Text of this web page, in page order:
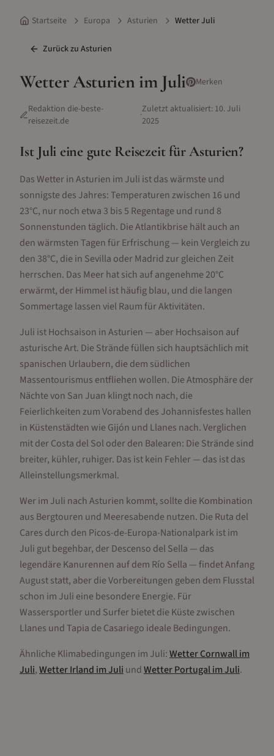
Startseite Europa Asturien Wetter Juli
Zurück zu Asturien
WetterAsturien imJuli Merken
Redaktion die-beste-
reisezeit.de
·Zuletzt aktualisiert: 10. Juli
2025
Ist Juli eine gute Reisezeit fürAsturien?
Das Wetter in Asturien im Juli ist das wärmste und
sonnigste des Jahres: Temperaturen zwischen 16 und
23°C, nur noch etwa 3 bis 5 Regentage und rund 8
Sonnenstunden täglich. Die Atlantikbrise hält auch an
den wärmsten Tagen für Erfrischung — kein Vergleich zu
den 38°C, die in Sevilla oder Madrid zur gleichen Zeit
herrschen. Das Meer hat sich auf angenehme 20°C
erwärmt, der Himmel ist häufig blau, und die langen
Sommertage lassen viel Raum für Aktivitäten.
Juli ist Hochsaison in Asturien — aber Hochsaison auf
asturische Art. Die Strände füllen sich hauptsächlich mit
spanischen Urlaubern, die dem südlichen
Massentourismus entfliehen wollen. Die Atmosphäre der
Nächte von San Juan klingt noch nach, die
Feierlichkeiten zum Vorabend des Johannisfestes hallen
in Küstenstädten wie Gijón und Llanes nach. Verglichen
mit der Costa del Sol oder den Balearen: Die Strände sind
breiter, kühler, ruhiger. Das ist kein Fehler — das ist das
Alleinstellungsmerkmal.
Wer im Juli nach Asturien kommt, sollte die Kombination
aus Bergtouren und Meeresabende nutzen. Die Ruta del
Cares durch den Picos-de-Europa-Nationalpark ist im
Juli gut begehbar, der Descenso del Sella — das
legendäre Kanurennen auf dem Río Sella — findet Anfang
August statt, aber die Vorbereitungen geben dem Flusstal
schon im Juli eine besondere Energie. Für
Wassersportler und Surfer bietet die Küste zwischen
Llanes und Tapia de Casariego ideale Bedingungen.
Ähnliche Klimabedingungen im Juli:WetterCornwallim
Juli,WetterIrland imJuli undWetterPortugalimJuli.